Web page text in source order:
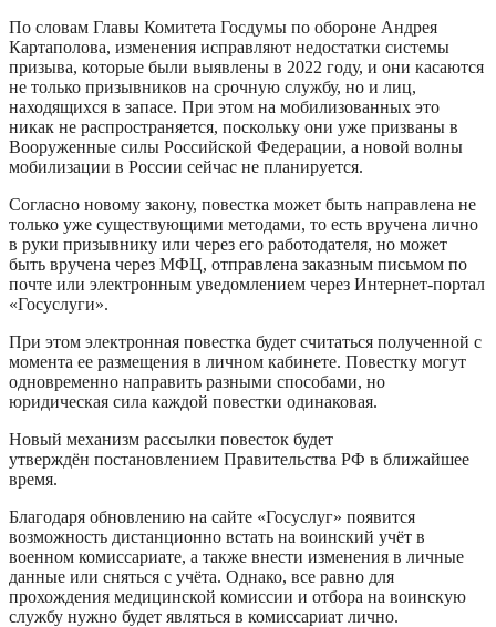
По словам Главы Комитета Госдумы по обороне Андрея
Картаполова, изменения исправляют недостатки системы
призыва, которые были выявлены в 2022 году, и они касаются
не только призывников на срочную службу, но и лиц,
находящихся в запасе. При этом на мобилизованных это
никак не распространяется, поскольку они уже призваны в
Вооруженные силы Российской Федерации, а новой волны
мобилизации в России сейчас не планируется.
Согласно новому закону, повестка может быть направлена не
только уже существующими методами, то есть вручена лично
в руки призывнику или через его работодателя, но может
быть вручена через МФЦ, отправлена заказным письмом по
почте или электронным уведомлением через Интернет-портал
«Госуслуги».
При этом электронная повестка будет считаться полученной с
момента ее размещения в личном кабинете. Повестку могут
одновременно направить разными способами, но
юридическая сила каждой повестки одинаковая.
Новый механизм рассылки повесток будет
утверждён постановлением Правительства РФ в ближайшее
время.
Благодаря обновлению на сайте «Госуслуг» появится
возможность дистанционно встать на воинский учёт в
военном комиссариате, а также внести изменения в личные
данные или сняться с учёта. Однако, все равно для
прохождения медицинской комиссии и отбора на воинскую
службу нужно будет являться в комиссариат лично.